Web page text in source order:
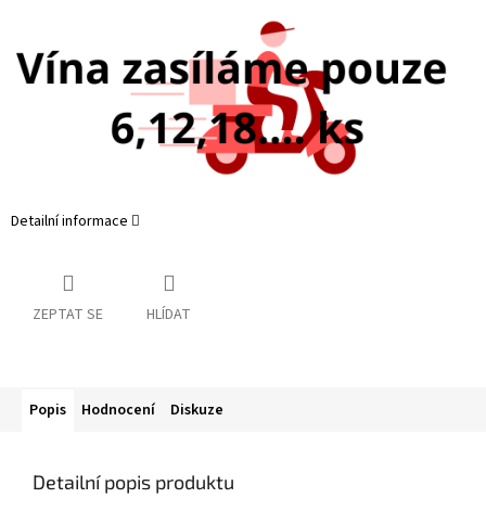
Detailní informace
ZEPTAT SE HLÍDAT
Popis Hodnocení Diskuze
Detailní popis produktu